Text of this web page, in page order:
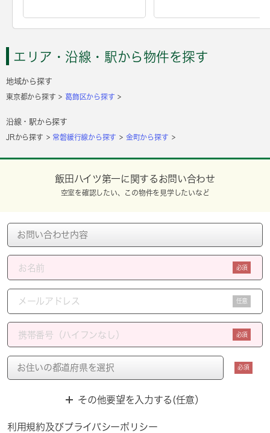
エリア・沿線・駅から物件を探す
地域から探す
東京都から探す 葛飾区から探す
沿線・駅から探す
JRから探す 常磐緩行線から探す 金町から探す
飯田ハイツ第一に関するお問い合わせ
空室を確認したい、この物件を見学したいなど
必須
任意
必須
必須
その他要望を入力する(任意）
利用規約及びプライバシーポリシー